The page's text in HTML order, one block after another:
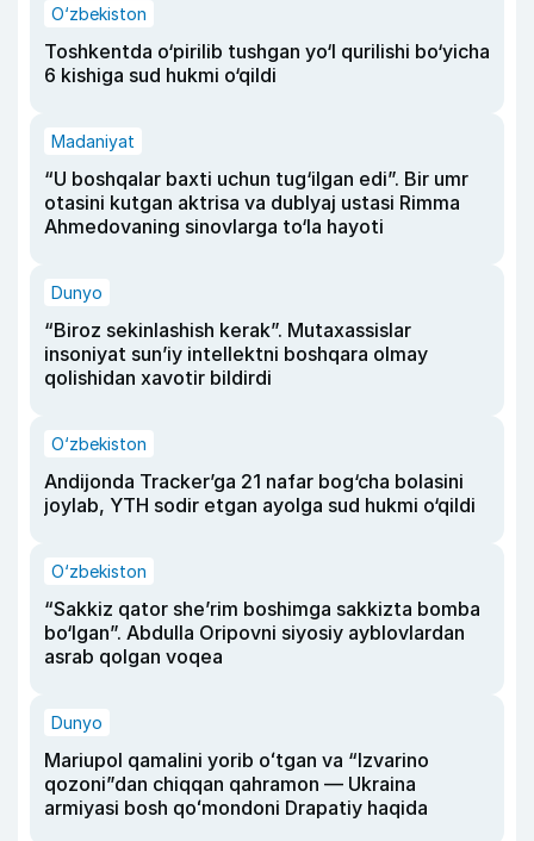
O‘zbekiston
Toshkentda o‘pirilib tushgan yo‘l qurilishi bo‘yicha
6 kishiga sud hukmi o‘qildi
Madaniyat
“U boshqalar baxti uchun tug‘ilgan edi”. Bir umr
otasini kutgan aktrisa va dublyaj ustasi Rimma
Ahmedovaning sinovlarga to‘la hayoti
Dunyo
“Biroz sekinlashish kerak”. Mutaxassislar
insoniyat sun’iy intellektni boshqara olmay
qolishidan xavotir bildirdi
O‘zbekiston
Andijonda Tracker’ga 21 nafar bog‘cha bolasini
joylab, YTH sodir etgan ayolga sud hukmi o‘qildi
O‘zbekiston
“Sakkiz qator she’rim boshimga sakkizta bomba
bo‘lgan”. Abdulla Oripovni siyosiy ayblovlardan
asrab qolgan voqea
Dunyo
Mariupol qamalini yorib oʻtgan va “Izvarino
qozoni”dan chiqqan qahramon — Ukraina
armiyasi bosh qoʻmondoni Drapatiy haqida